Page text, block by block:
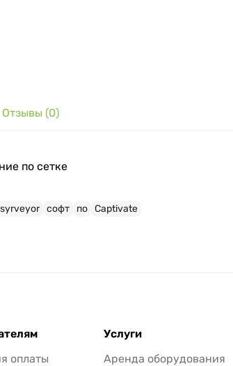
Отзывы (0)
по сетке
syrveyor софт по Captivate
оплаты
Услуги
Аренда оборудования